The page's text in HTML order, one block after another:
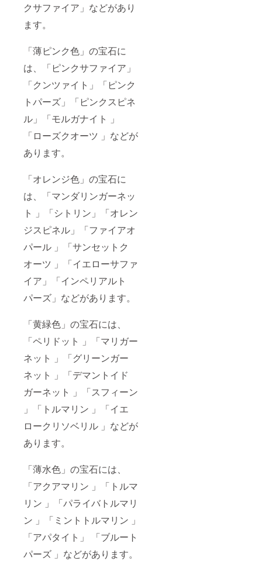
クサファイア」などがあり
ます。
「薄ピンク色」の宝石に
は、「ピンクサファイア」
「クンツァイト」「ピンク
トパーズ」「ピンクスピネ
ル」「モルガナイト 」
「ローズクオーツ 」などが
あります。
「オレンジ色」の宝石に
は、「マンダリンガーネッ
ト 」「シトリン」「オレン
ジスピネル」「ファイアオ
パール 」「サンセットク
オーツ 」「イエローサファ
イア」「インペリアルト
パーズ」などがあります。
「黄緑色」の宝石には、
「ペリドット 」「マリガー
ネット 」「グリーンガー
ネット 」「デマントイド
ガーネット 」「スフィーン
」「トルマリン 」「イエ
ロークリソベリル 」などが
あります。
「薄水色」の宝石には、
「アクアマリン 」「トルマ
リン 」「パライバトルマリ
ン 」「ミントトルマリン 」
「アパタイト」 「ブルート
パーズ 」などがあります。